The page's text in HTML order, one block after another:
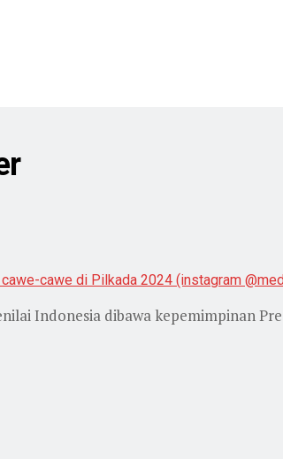
Indonesia dibawa kepemimpinan